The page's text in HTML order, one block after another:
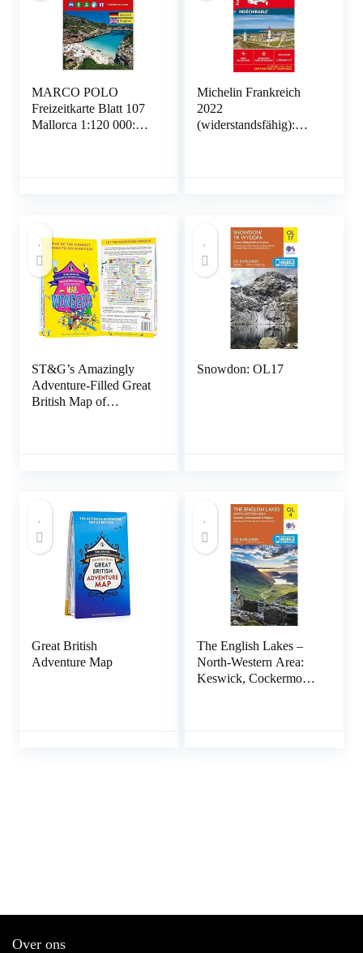
MARCO POLO
Freizeitkarte Blatt 107
Mallorca 1:120 000:
Michelin Frankreich
2022
(widerstandsfähig):
ST&G’s Amazingly
Adventure-Filled Great
British Map of
Snowdon: OL17
Great British
Adventure Map
The English Lakes –
North-Western Area:
Keswick, Cockermouth
Over ons